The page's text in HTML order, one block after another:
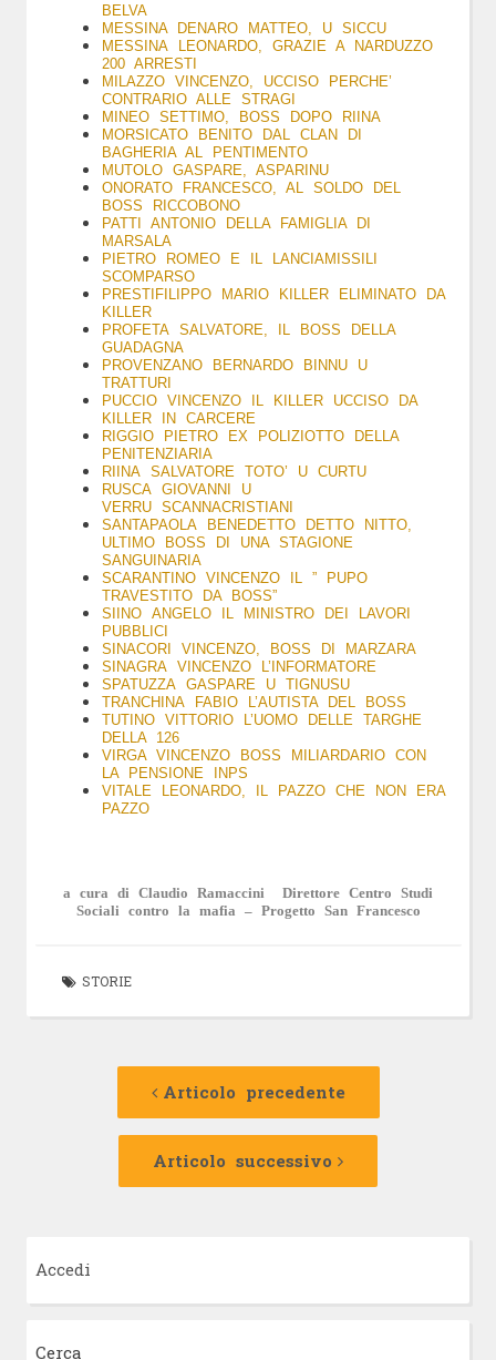
BELVA
MESSINA DENARO MATTEO, U SICCU
MESSINA LEONARDO, GRAZIE A NARDUZZO
200 ARRESTI
MILAZZO VINCENZO, UCCISO PERCHE’
CONTRARIO ALLE STRAGI
MINEO SETTIMO, BOSS DOPO RIINA
MORSICATO BENITO DAL CLAN DI
BAGHERIA AL PENTIMENTO
MUTOLO GASPARE, ASPARINU
ONORATO FRANCESCO, AL SOLDO DEL
BOSS RICCOBONO
PATTI ANTONIO DELLA FAMIGLIA DI
MARSALA
PIETRO ROMEO E IL LANCIAMISSILI
SCOMPARSO
PRESTIFILIPPO MARIO KILLER ELIMINATO DA
KILLER
PROFETA SALVATORE, IL BOSS DELLA
GUADAGNA
PROVENZANO BERNARDO BINNU U
TRATTURI
PUCCIO VINCENZO IL KILLER UCCISO DA
KILLER IN CARCERE
RIGGIO PIETRO EX POLIZIOTTO DELLA
PENITENZIARIA
RIINA SALVATORE TOTO’ U CURTU
RUSCA GIOVANNI U
VERRU SCANNACRISTIANI
SANTAPAOLA BENEDETTO DETTO NITTO,
ULTIMO BOSS DI UNA STAGIONE
SANGUINARIA
SCARANTINO VINCENZO IL ” PUPO
TRAVESTITO DA BOSS”
SIINO ANGELO IL MINISTRO DEI LAVORI
PUBBLICI
SINACORI VINCENZO, BOSS DI MARZARA
SINAGRA VINCENZO L’INFORMATORE
SPATUZZA GASPARE U TIGNUSU
TRANCHINA FABIO L’AUTISTA DEL BOSS
TUTINO VITTORIO L’UOMO DELLE TARGHE
DELLA 126
VIRGA VINCENZO BOSS MILIARDARIO CON
LA PENSIONE INPS
VITALE LEONARDO, IL PAZZO CHE NON ERA
PAZZO
a cura di Claudio Ramaccini Direttore Centro Studi
Sociali contro la mafia – Progetto San Francesco
STORIE
Navigazione
Articolo precedente
Articolo
Articolo successivo
Articolo
Accedi
Cerca